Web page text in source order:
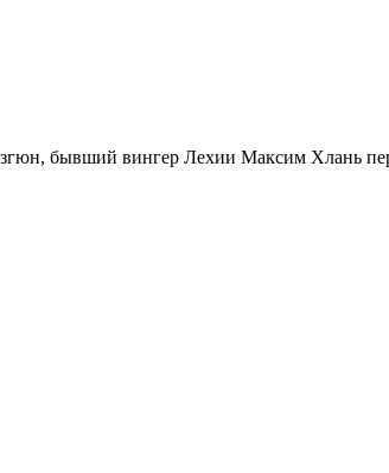
бывший вингер Лехии Максим Хлань